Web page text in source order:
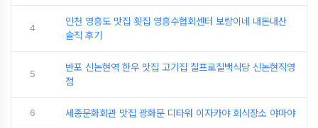
4
인천 영흥도 맛집 횟집 영흥수협회센터 보람이네 내돈내산
솔직 후기
5
반포 신논현역 한우 맛집 고기집 칠프로칠백식당 신논현직영
점
6 세종문화회관 맛집 광화문 디타워 이자카야 회식장소 야마야